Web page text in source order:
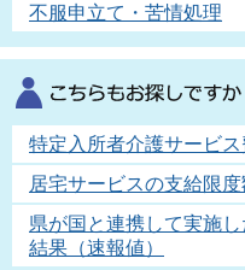
不服申立て・苦情処理
特定入所者介護サービス
居宅サービスの支給限度
県が国と連携して実施
結果（速報値）